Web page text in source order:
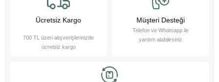
sağlamaktan gurur duyuyoruz. Bizimle, sevimli dostlarınızın ihtiyaçlarını
karşılayabilir ve onların yaşam kalitesini artırabilirsiniz.
Ücretsiz Kargo
700 TL üzeri alışverişlerinizde
ücretsiz kargo
Müşteri Desteği
Telefon ve Whatsapp ile
yardım alabilirsiniz